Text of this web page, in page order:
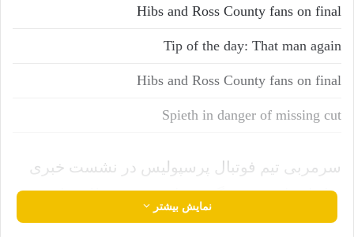
Hibs and Ross County fans on final
Tip of the day: That man again
Hibs and Ross County fans on final
Spieth in danger of missing cut
سرمربی تیم فوتبال پرسپولیس در نشست خبری
قبل از داربی ۱۰۲ گفت: باید فرصت طلب باشیم و
از موقعیت‌ها خوب استفاده کنیم. با توجه به اینکه
نمایش بیشتر